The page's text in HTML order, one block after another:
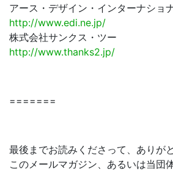
アース・デザイン・インターナショ
http://www.edi.ne.jp/
株式会社サンクス・ツー
http://www.thanks2.jp/
=======
最後までお読みくださって、ありが
このメールマガジン、あるいは当団